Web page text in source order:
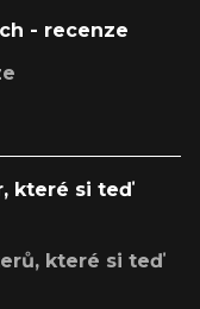
- recenze
které si teď
které si teď